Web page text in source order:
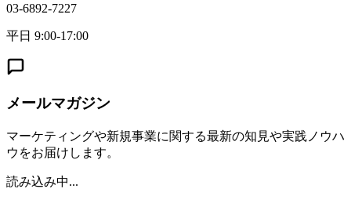
03-6892-7227
平日 9:00-17:00
メールマガジン
マーケティングや新規事業に関する最新の知見や実践ノウハ
ウをお届けします。
読み込み中...